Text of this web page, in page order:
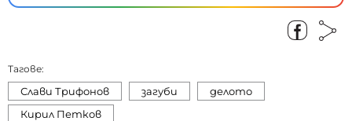
Тагове:
Слави Трифонов загуби
делото
Кирил Петков